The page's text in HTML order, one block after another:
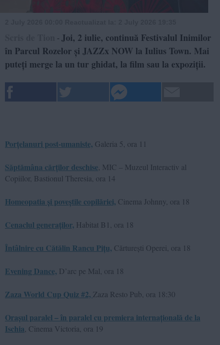
- Joi, 2 iulie, continuă Festivalul Inimilor
în Parcul Rozelor și JAZZx NOW la Iulius Town. Mai
puteți merge la un tur ghidat, la film sau la expoziții.
Porțelanuri post-umaniste, Galeria 5, ora 11
Săptămâna cărților deschise , MIC – Muzeul Interactiv al
Copiilor, Bastionul Theresia, ora 14
Homeopatia și poveștile copilăriei, Cinema Johnny, ora 18
Cenaclul generaților, Habitat B1, ora 18
Întâlnire cu Cătălin Rancu Pițu, Cărturești Operei, ora 18
Evening Dance, D’arc pe Mal, ora 18
Zaza World Cup Quiz #2, Zaza Resto Pub, ora 18:30
Orașul paralel – în paralel cu premiera internațională de la
Ischia , Cinema Victoria, ora 19